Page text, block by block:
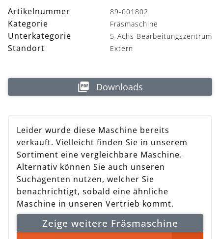
Artikelnummer 89-001802
Kategorie Fräsmaschine
Unterkategorie 5-Achs Bearbeitungszentrum
Standort Extern
Downloads
Leider wurde diese Maschine bereits
verkauft. Vielleicht finden Sie in unserem
Sortiment eine vergleichbare Maschine.
Alternativ können Sie auch unseren
Suchagenten nutzen, welcher Sie
benachrichtigt, sobald eine ähnliche
Maschine in unseren Vertrieb kommt.
Zeige weitere Fräsmaschine